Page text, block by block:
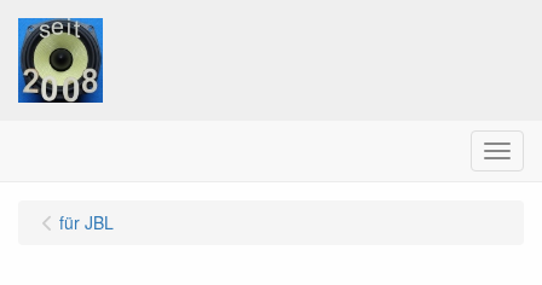
Menu
für JBL